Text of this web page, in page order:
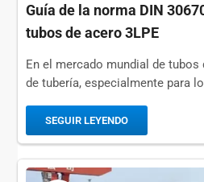
Guía de la norma DIN
tubos de acero 3LPE
En el mercado mundial de
de tubería, especialmente para
SEGUIR LEYENDO